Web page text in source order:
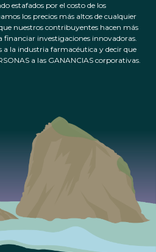
estafados por el costo de los
los precios más altos de cualquier
nuestros contribuyentes hacen más
investigaciones innovadoras.
la industria farmacéutica y decir que
a las GANANCIAS corporativas.